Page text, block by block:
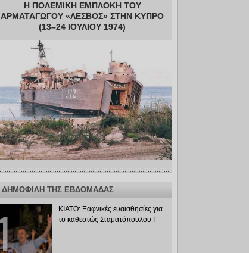
Η ΠΟΛΕΜΙΚΗ ΕΜΠΛΟΚΗ ΤΟΥ
ΑΡΜΑΤΑΓΩΓΟΥ «ΛΕΣΒΟΣ» ΣΤΗΝ ΚΥΠΡΟ
(13–24 ΙΟΥΛΙΟΥ 1974)
ΔΗΜΟΦΙΛΗ ΤΗΣ ΕΒΔΟΜΑΔΑΣ
ΚΙΑΤΟ: Ξαφνικές ευαισθησίες για
το καθεστώς Σταματόπουλου !